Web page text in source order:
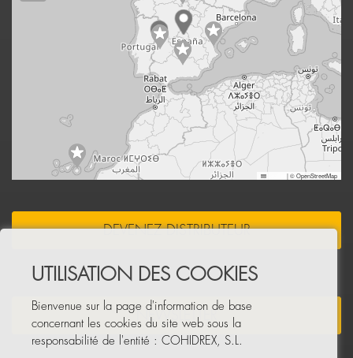
|© OpenStreetMap
DEVENEZ DISTRIBUTEUR
NEWSLETTER
UTILISATION DES COOKIES
Bienvenue sur la page d'information de base
concernant les cookies du site web sous la
responsabilité de l'entité : COHIDREX, S.L.